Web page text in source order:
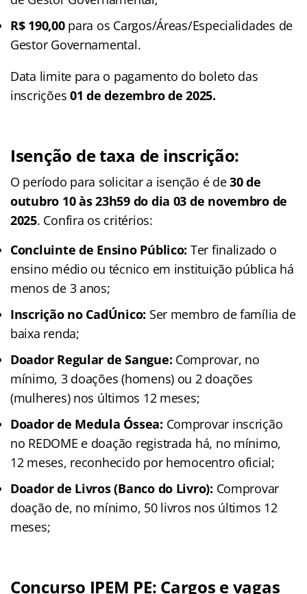
R$ 190,00para os Cargos/Áreas/Especialidades de
Gestor Governamental.
Data limite para o pagamento do boleto das
inscrições01 de dezembro de 2025.
Isenção de taxa de inscrição:
O período para solicitar a isenção é de30 de
outubro 10 às 23h59 do dia 03 de novembro de
2025. Confira os critérios:
Concluinte de Ensino Público: Ter finalizado o
ensino médio ou técnico em instituição pública há
menos de 3 anos;
Inscrição no CadÚnico: Ser membro de família de
baixa renda;
Doador Regular de Sangue: Comprovar, no
mínimo, 3 doações (homens) ou 2 doações
(mulheres) nos últimos 12 meses;
Doador de Medula Óssea: Comprovar inscrição
no REDOME e doação registrada há, no mínimo,
12 meses, reconhecido por hemocentro oficial;
Doador de Livros (Banco do Livro): Comprovar
doação de, no mínimo, 50 livros nos últimos 12
meses;
Concurso IPEM PE: Cargos e vagas